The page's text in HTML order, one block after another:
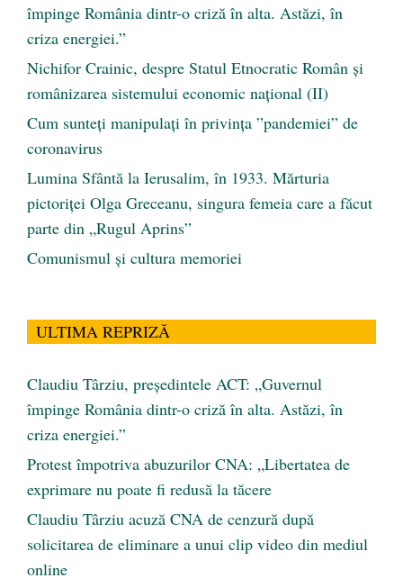
împinge România dintr-o criză în alta. Astăzi, în
criza energiei.”
Nichifor Crainic, despre Statul Etnocratic Român şi
românizarea sistemului economic naţional (II)
Cum sunteți manipulați în privința ”pandemiei” de
coronavirus
Lumina Sfântă la Ierusalim, în 1933. Mărturia
pictoriței Olga Greceanu, singura femeia care a făcut
parte din „Rugul Aprins”
Comunismul şi cultura memoriei
ULTIMA REPRIZĂ
Claudiu Târziu, președintele ACT: „Guvernul
împinge România dintr-o criză în alta. Astăzi, în
criza energiei.”
Protest împotriva abuzurilor CNA: „Libertatea de
exprimare nu poate fi redusă la tăcere
Claudiu Târziu acuză CNA de cenzură după
solicitarea de eliminare a unui clip video din mediul
online